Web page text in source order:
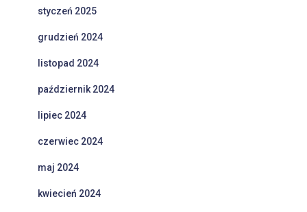
styczeń 2025
grudzień 2024
listopad 2024
październik 2024
lipiec 2024
czerwiec 2024
maj 2024
kwiecień 2024